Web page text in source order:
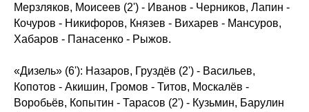
Мерзляков, Моисеев (2') - Иванов - Черников, Лапин -
Кочуров - Никифоров, Князев - Вихарев - Мансуров,
Хабаров - Панасенко - Рыжов.
«Дизель» (6'): Назаров, Груздёв (2') - Васильев,
Копотов - Акишин, Громов - Титов, Москалёв -
Воробьёв, Копытин - Тарасов (2') - Кузьмин, Барулин